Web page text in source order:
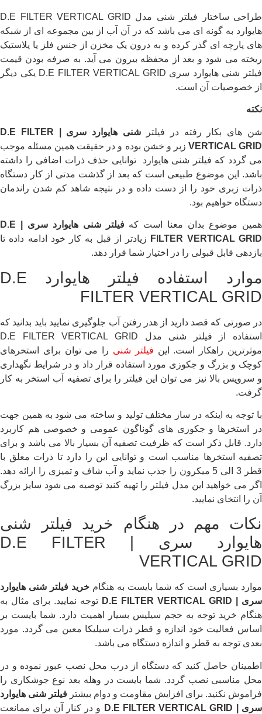
طراحی ساختار فیلتر شنی مدل D.E FILTER VERTICAL GRID
هایوارد به گونه ای می باشد که در آن آب از بین مجموعه ای از شبکه
های پارچه ای گذر کرده و به درون یک مخزن از جنس فلز یا پلاستیک
ریخته می شود و بعد از محفظه بیرون می آید. به صرفه بودن قیمت
فیلتر شنی هایوارد سری D.E FILTER VERTICAL GRID یکی دیگر
از خصوصیات آن است.
نکته
شن های بکار رفته در فیلتر شنی هایوارد سری | D.E FILTER
VERTICAL GRID زبر و خشن بوده و در حقیقت همین مسئله موجب
می گردد که فیلتر شنی هایوارد توانایی حذف ذرات اضافی را داشته
باشد. این موضوع طبیعی است که بعد از گذشت مدتی از کار دستگاه
ذرات زبری خود را از دست داده و در نتیجه شاهد کم شدن راندمان
دستگاه خواهیم بود.
همین موضوع بدان معنا است کهفیلتر شنی هایوارد سری | D.E
FILTER VERTICAL GRID زیادتر از قبل به کار خود ادامه داده تا
بازدهی قابل قبولی را در اختیار شما قرار دهد.
موارد استفاده فیلتر هایوارد D.E
FILTER VERTICAL GRID
در صورتی که قصد دارید از هدر رفتن آب جلوگیری نمایید باید بدانید که
استفاده از فیلتر شنی مدل D.E FILTER VERTICAL GRID
موثرترین راهکار است. این فیلتر شنی را می توان برای استخرهای
کوچک و بزرگ و جکوزی مورد استفاده قرار داد و در شرایط نگهداری
و سرویس بالا نیز می توان این فیلتر را برای تصفیه آب استخر به کار
گرفت.
با توجه به اینکه در ساز مختلف تولید و ساخته می شود به همین جهت
در استخرها و جکوزی های گوناگون عمومی و خصوصی هم کاربرد
دارد. قابل ذکر است که ظرفیت تصفیه آن بسیار بالا می باشد و برای
تصفیه استخرها مناسب است و توانایی این را دارد تا ذرات معلق با
قطر 3 الی 5 میکرون را جذب نماید و آب شاف و تمیزی را ارائه دهد.
اگر می خواهید این مدل فیلتر را تهیه کنید توصیه می شود سایز بزرگ
آن را انتخای نمایید.
نکات مهم در هنگام خرید فیلتر شنی
هایوارد سری | D.E FILTER
VERTICAL GRID
موارد بسیاری است که شما بایست به هنگام خرید فیلتر شنی هایوارد
سری | D.E FILTER VERTICAL GRID توجه نمایید. برای مثال به
هنگام خرید توجه به حجم سیلیس بسیار اهمیت دارد. شما بایست بر
اساس فعالیت خود اندازه و قطر ذرات سیلیکا معین می گردد. مورد
بعدی توجه به قطر و اندازه دستگاه می باشد.
اطمینان حاصل کنید که دستگاه از درب محل نصب عبور نموده و در
محل مناسبی نصب گردد. شما بایست در وهله بعد نوع جوشکاری را
فراموش نکنید. برای افزایش مقاومت و دوام بیشتر فیلتر شنی هایوارد
سری | D.E FILTER VERTICAL GRID و در کنار آن برای ممانعت